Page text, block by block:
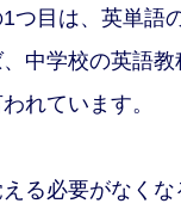
つ目は、英単語
中学校の英語
れています。
る必要がなく